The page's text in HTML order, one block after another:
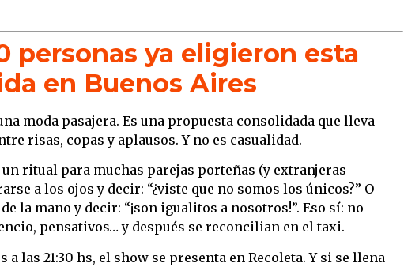
personas ya eligieron esta
en Buenos Aires
moda pasajera. Es una propuesta consolidada que lleva
risas, copas y aplausos. Y no es casualidad.
ritual para muchas parejas porteñas (y extranjeras
a los ojos y decir: “¿viste que no somos los únicos?” O
la mano y decir: “¡son igualitos a nosotros!”. Eso sí: no
pensativos… y después se reconcilian en el taxi.
a las 21:30 hs, el show se presenta en Recoleta. Y si se llena